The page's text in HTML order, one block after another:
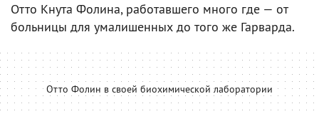
Отто Кнута Фолина, работавшего много где — от
больницы для умалишенных до того же Гарварда.
Отто Фолин в своей биохимической лаборатории